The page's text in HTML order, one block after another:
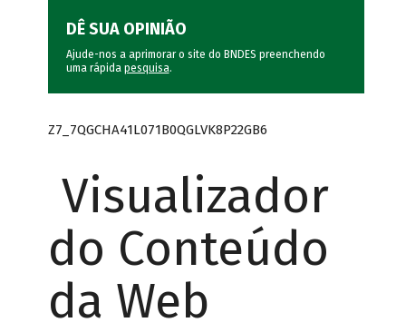
DÊ SUA OPINIÃO
Ajude-nos a aprimorar o site do BNDES preenchendo
uma rápida pesquisa.
Z7_7QGCHA41L071B0QGLVK8P22GB6
Visualizador
do Conteúdo
da Web